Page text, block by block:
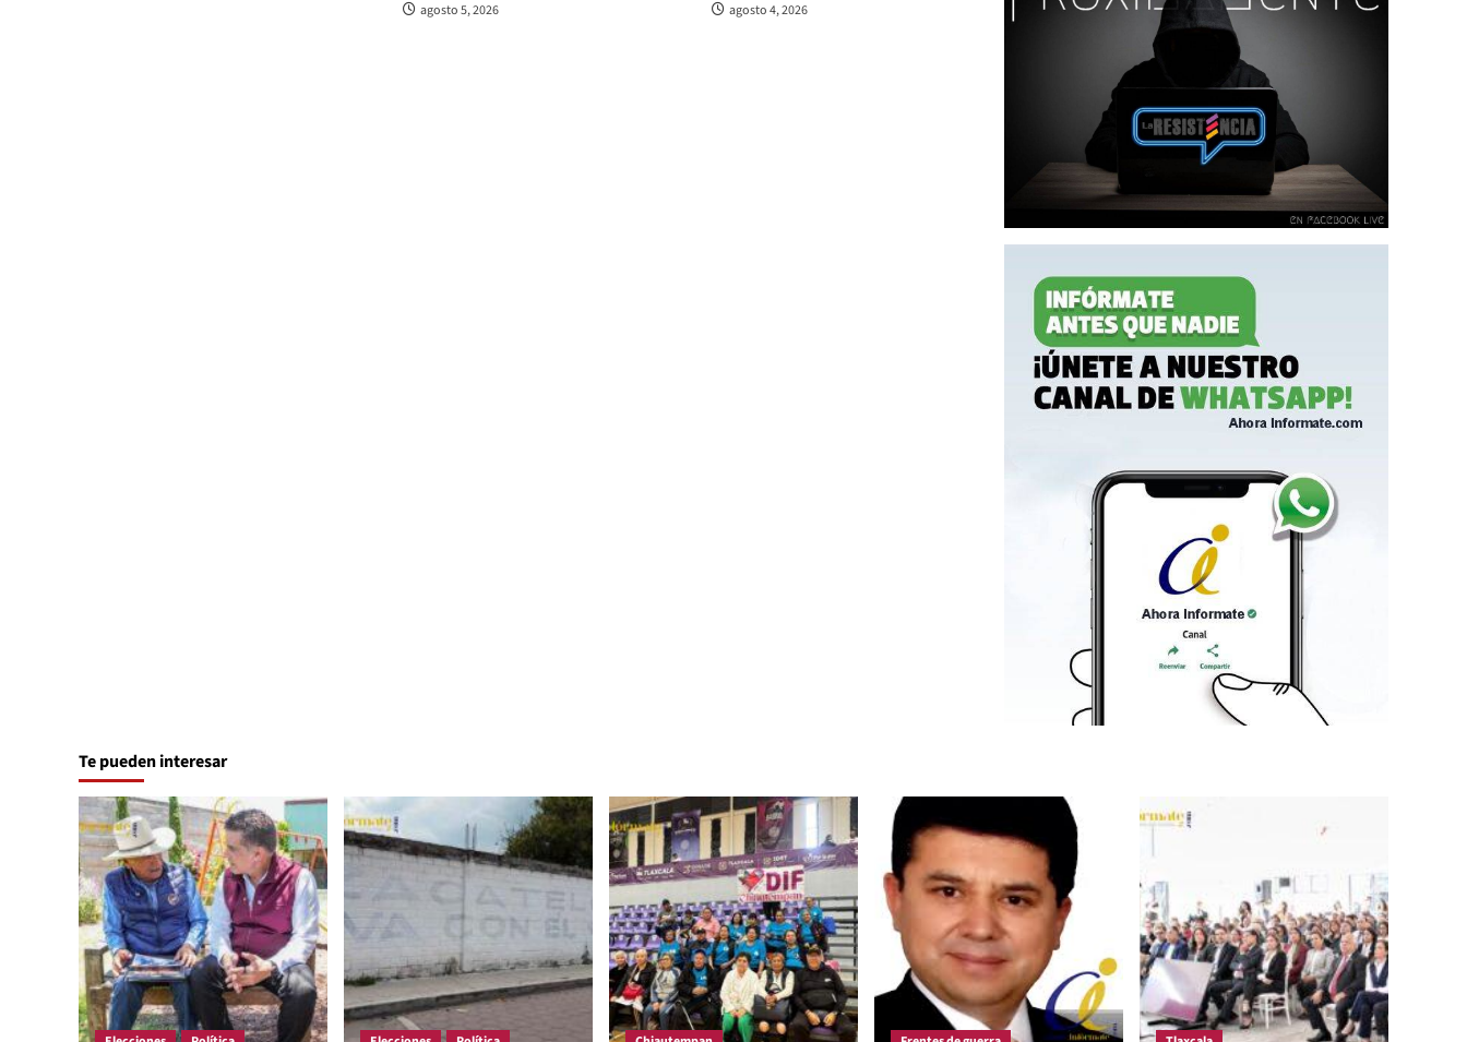
agosto 5, 2026
agosto 4, 2026
Te pueden interesar